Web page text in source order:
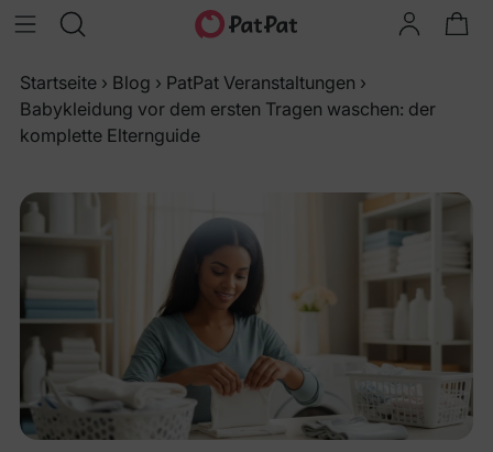
Startseite › Blog › PatPat Veranstaltungen ›
Babykleidung vor dem ersten Tragen waschen: der
komplette Elternguide